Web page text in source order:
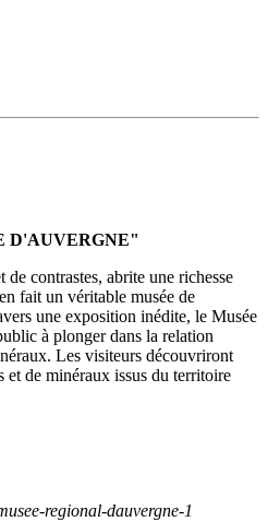
D'AUVERGNE"
contrastes, abrite une richesse
fait un véritable musée de
une exposition inédite, le Musée
à plonger dans la relation
Les visiteurs découvriront
et de minéraux issus du territoire
regional-dauvergne-1